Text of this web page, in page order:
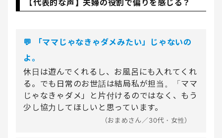
【代表的な声】夫婦の役割で偏りを感じる？
💬 「ママじゃなきゃダメみたい」じゃないの
よ。
休日は遊んでくれるし、お風呂にも入れてくれ
る。でも日常のお世話は結局私が担当。「ママ
じゃなきゃダメ」と片付けるのではなく、もう
少し協力してほしいと思っています。
（おまめさん／30代・女性）